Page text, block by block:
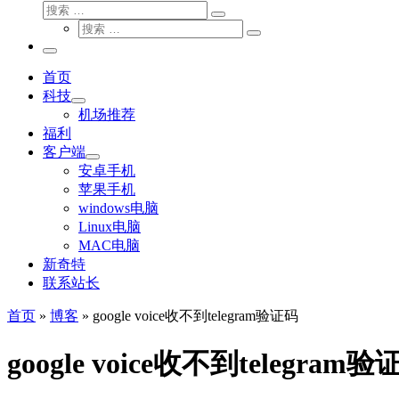
搜
搜
索
搜
搜
主
菜
单
首页
科技
机场推荐
福利
客户端
安卓手机
苹果手机
windows电脑
Linux电脑
MAC电脑
新奇特
联系站长
首页 » 博客 » google voice收不到telegram验证码
google voice收不到telegram验